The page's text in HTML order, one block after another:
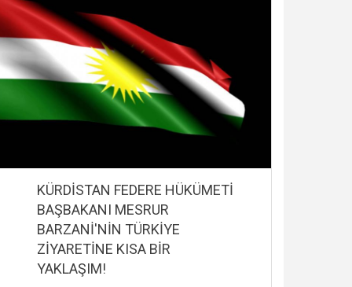
KÜRDİSTAN FEDERE HÜKÜMETİ
BAŞBAKANI MESRUR
BARZANİ'NİN TÜRKİYE
ZİYARETİNE KISA BİR
YAKLAŞIM!